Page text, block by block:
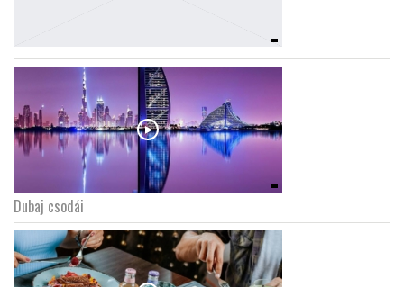
Dubaj csodái